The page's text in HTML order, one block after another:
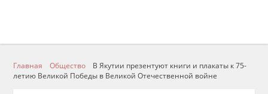
Главная Общество
В Якутии презентуют книги и плакаты к 75-
летию Великой Победы в Великой Отечественной войне